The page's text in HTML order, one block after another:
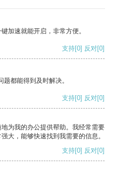
加速就能开启，非常方便。
支持[0] 反对[0]
都能得到及时解决。
支持[0] 反对[0]
为我的办公提供帮助。我经常需要
大，能够快速找到我需要的信息。
支持[0] 反对[0]